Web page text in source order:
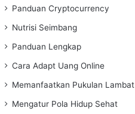
Panduan Cryptocurrency
Nutrisi Seimbang
Panduan Lengkap
Cara Adapt Uang Online
Memanfaatkan Pukulan Lambat
Mengatur Pola Hidup Sehat